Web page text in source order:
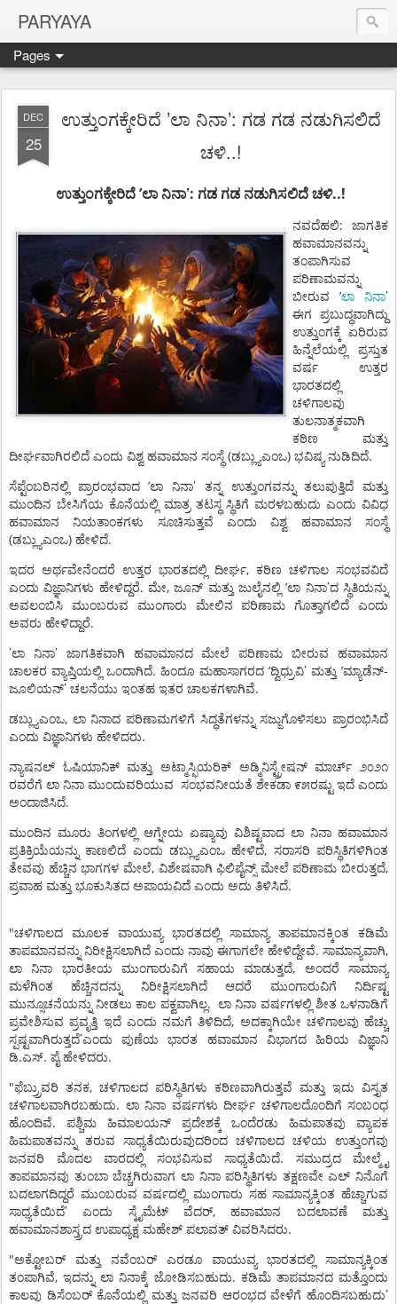
PARYAYA
Pages
DEC
25
ಉತ್ತುಂಗಕ್ಕೇರಿದೆ ’ಲಾ ನಿನಾ’: ಗಡ ಗಡ ನಡುಗಿಸಲಿದೆ
ಚಳಿ..!
ಉತ್ತುಂಗಕ್ಕೇರಿದೆ’ಲಾ ನಿನಾ’: ಗಡ ಗಡ ನಡುಗಿಸಲಿದೆ ಚಳಿ..!
ನವದೆಹಲಿ: ಜಾಗತಿಕ
ಹವಾಮಾನವನ್ನು
ತಂಪಾಗಿಸುವ
ಪರಿಣಾಮವನ್ನು
ಬೀರುವ
’ಲಾ ನಿನಾ’
ಈಗ
ಪ್ರಬುದ್ಧವಾಗಿದ್ದು
ಉತ್ತುಂಗಕ್ಕೆ ಏರಿರುವ
ಹಿನ್ನೆಲೆಯಲ್ಲಿ
ಪ್ರಸ್ತುತ
ವರ್ಷ
ಉತ್ತರ
ಭಾರತದಲ್ಲಿ
ಚಳಿಗಾಲವು
ತುಲನಾತ್ಮಕವಾಗಿ
ಕಠಿಣ
ಮತ್ತು
ದೀರ್ಘವಾಗಿರಲಿದೆ ಎಂದು ವಿಶ್ವ ಹವಾಮಾನ ಸಂಸ್ಥೆ (ಡಬ್ಲ್ಯುಎಂಒ) ಭವಿಷ್ಯ ನುಡಿದಿದೆ.
ಸೆಪ್ಟೆಂಬರಿನಲ್ಲಿ ಪ್ರಾರಂಭವಾದ’ಲಾ ನಿನಾ’ ತನ್ನ ಉತ್ತುಂಗವನ್ನು ತಲುಪುತ್ತಿದೆ
ಮತ್ತು
ಮುಂದಿನ ಬೇಸಿಗೆಯ ಕೊನೆಯಲ್ಲಿ ಮಾತ್ರ ತಟಸ್ಥ ಸ್ಥಿತಿಗೆ ಮರಳಬಹುದು ಎಂದು ವಿವಿಧ
ಹವಾಮಾನ
ನಿಯತಾಂಕಗಳು ಸೂಚಿಸುತ್ತವೆ ಎಂದು ವಿಶ್ವ ಹವಾಮಾನ ಸಂಸ್ಥೆ
(ಡಬ್ಲ್ಯುಎಂಒ) ಹೇಳಿದೆ.
ಇದರ ಅರ್ಥವೇನೆಂದರೆ ಉತ್ತರ ಭಾರತದಲ್ಲಿ ದೀರ್ಘ, ಕಠಿಣ ಚಳಿಗಾಲ ಸಂಭವವಿದೆ
ಎಂದು ವಿಜ್ಞಾನಿಗಳು ಹೇಳಿದ್ದರೆ.ಮೇ,ಜೂನ್ ಮತ್ತು ಜುಲೈನಲ್ಲಿ ’ಲಾ ನಿನಾ’ದ ಸ್ಥಿತಿಯನ್ನು
ಅವಲಂಬಿಸಿ
ಮುಂಬರುವ ಮುಂಗಾರು ಮೇಲಿನ ಪರಿಣಾಮ ಗೊತ್ತಾಗಲಿದೆ
ಎಂದು
ಅವರು ಹೇಳಿದ್ದಾರೆ.
’ಲಾ ನಿನಾ’ ಜಾಗತಿಕವಾಗಿ ಹವಾಮಾನದ ಮೇಲೆ ಪರಿಣಾಮ ಬೀರುವ
ಹವಾಮಾನ
ಚಾಲಕರ ವ್ಯಾಪ್ತಿಯಲ್ಲಿ ಒಂದಾಗಿದೆ.ಹಿಂದೂ ಮಹಾಸಾಗರದ’ದ್ವಿಧ್ರುವಿ’ ಮತ್ತು ’ಮ್ಯಾಡೆನ್-
ಜೂಲಿಯನ್’ ಚಲನೆಯು ಇಂತಹ ಇತರ ಚಾಲಕಗಳಾಗಿವೆ.
ಡಬ್ಲ್ಯುಎಂಒ, ಲಾ ನಿನಾದ ಪರಿಣಾಮಗಳಿಗೆ ಸಿದ್ಧತೆಗಳನ್ನು ಸಜ್ಜುಗೊಳಿಸಲು ಪ್ರಾರಂಭಿಸಿದೆ
ಎಂದು ವಿಜ್ಞಾನಿಗಳು ಹೇಳಿದರು.
ನ್ಯಾಷನಲ್ ಓಷಿಯಾನಿಕ್ ಮತ್ತು ಅಟ್ಮಾಸ್ಫಿಯರಿಕ್ ಅಡ್ಮಿನಿಸ್ಟ್ರೇಷನ್ ಮಾರ್ಚ್ ೨೦೨೧
ರವರೆಗೆ ಲಾ ನಿನಾ ಮುಂದುವರಿಯುವ ಸಂಭವನೀಯತೆ ಶೇಕಡಾ ೯೫ರಷ್ಟು ಇದೆ ಎಂದು
ಅಂದಾಜಿಸಿದೆ.
ಮುಂದಿನ ಮೂರು ತಿಂಗಳಲ್ಲಿ ಆಗ್ನೇಯ ಏಷ್ಯಾವು ವಿಶಿಷ್ಟವಾದ ಲಾ ನಿನಾ ಹವಾಮಾನ
ಪ್ರತಿಕ್ರಿಯೆಯನ್ನು ಕಾಣಲಿದೆ ಎಂದು ಡಬ್ಲ್ಯುಎಂಒ ಹೇಳಿದೆ, ಸರಾಸರಿ ಪರಿಸ್ಥಿತಿಗಳಿಗಿಂತ
ತೇವವು ಹೆಚ್ಚಿನ ಭಾಗಗಳ ಮೇಲೆ, ವಿಶೇಷವಾಗಿ ಫಿಲಿಪೈನ್ಸ್ ಮೇಲೆ ಪರಿಣಾಮ ಬೀರುತ್ತದೆ,
ಪ್ರವಾಹ ಮತ್ತು ಭೂಕುಸಿತದ ಅಪಾಯವಿದೆ ಎಂದು ಅದು ತಿಳಿಸಿದೆ.
"ಚಳಿಗಾಲದ ಮೂಲಕ ವಾಯುವ್ಯ ಭಾರತದಲ್ಲಿ ಸಾಮಾನ್ಯ ತಾಪಮಾನಕ್ಕಿಂತ
ಕಡಿಮೆ
ತಾಪಮಾನವನ್ನು ನಿರೀಕ್ಷಿಸಲಾಗಿದೆ ಎಂದು ನಾವು ಈಗಾಗಲೇ ಹೇಳಿದ್ದೇವೆ. ಸಾಮಾನ್ಯವಾಗಿ,
ಲಾ ನಿನಾ ಭಾರತೀಯ ಮುಂಗಾರುವಿಗೆ ಸಹಾಯ ಮಾಡುತ್ತದೆ, ಅಂದರೆ
ಸಾಮಾನ್ಯ
ಮಳೆಗಿಂತ
ಹೆಚ್ಚಿನದನ್ನು ನಿರೀಕ್ಷಿಸಲಾಗಿದೆ ಆದರೆ ಮುಂಗಾರುವಿಗೆ
ನಿರ್ದಿಷ್ಟ
ಮುನ್ಸೂಚನೆಯನ್ನು ನೀಡಲು ಕಾಲ ಪಕ್ವವಾಗಿಲ್ಲ.ಲಾ ನಿನಾ ವರ್ಷಗಳಲ್ಲಿ ಶೀತ ಒಳನಾಡಿಗೆ
ಪ್ರವೇಶಿಸುವ ಪ್ರವೃತ್ತಿ ಇದೆ ಎಂದು ನಮಗೆ ತಿಳಿದಿದೆ, ಅದಕ್ಕಾಗಿಯೇ ಚಳಿಗಾಲವು ಹೆಚ್ಚು
ಸ್ಪಷ್ಟವಾಗಿರುತ್ತದೆ’ಎಂದು ಪುಣೆಯ ಭಾರತ ಹವಾಮಾನ ವಿಭಾಗದ ಹಿರಿಯ
ವಿಜ್ಞಾನಿ
ಡಿ.ಎಸ್. ಪೈ ಹೇಳಿದರು.
"ಫೆಬ್ರ್ರುವರಿ ತನಕ, ಚಳಿಗಾಲದ ಪರಿಸ್ಥಿತಿಗಳು ಕಠಿಣವಾಗಿರುತ್ತವೆ ಮತ್ತು ಇದು ವಿಸ್ತೃತ
ಚಳಿಗಾಲವಾಗಿರಬಹುದು. ಲಾ ನಿನಾ ವರ್ಷಗಳು ದೀರ್ಘ ಚಳಿಗಾಲದೊಂದಿಗೆ ಸಂಬಂಧ
ಹೊಂದಿವೆ. ಪಶ್ಚಿಮ ಹಿಮಾಲಯನ್ ಪ್ರದೇಶಕ್ಕೆ ಒಂದೆರಡು ಹಿಮಪಾತವು
ವ್ಯಾಪಕ
ಹಿಮಪಾತವನ್ನು
ತರುವ ಸಾಧ್ಯತೆಯಿರುವುದರಿಂದ ಚಳಿಗಾಲದ ಚಳಿಯ
ಉತ್ತುಂಗವು
ಜನವರಿ
ಮೊದಲ ವಾರದಲ್ಲಿ ಸಂಭವಿಸುವ ಸಾಧ್ಯತೆಯಿದೆ. ಸಮುದ್ರದ
ಮೇಲ್ಮೈ
ತಾಪಮಾನವು ತುಂಬಾ ಬೆಚ್ಚಗಿರುವಾಗ ಲಾ ನಿನಾ ಪರಿಸ್ಥಿತಿಗಳು ತಕ್ಷಣವೇ ಎಲ್ ನಿನೊಗೆ
ಬದಲಾಗದಿದ್ದರೆ ಮುಂಬರುವ ವರ್ಷದಲ್ಲಿ ಮುಂಗಾರು ಸಹ ಸಾಮಾನ್ಯಕ್ಕಿಂತ ಹೆಚ್ಚಾಗುವ
ಸಾಧ್ಯತೆಯಿದೆ’ ಎಂದು ಸ್ಕೈಮೆಟ್ ವೆದರ್,ಹವಾಮಾನ ಬದಲಾವಣೆ
ಮತ್ತು
ಹವಾಮಾನಶಾಸ್ತ್ರದ ಉಪಾಧ್ಯಕ್ಷ ಮಹೇಶ್ ಪಲಾವತ್ ವಿವರಿಸಿದರು.
"ಅಕ್ಟೋಬರ್ ಮತ್ತು ನವೆಂಬರ್ ಎರಡೂ ವಾಯುವ್ಯ ಭಾರತದಲ್ಲಿ
ಸಾಮಾನ್ಯಕ್ಕಿಂತ
ತಂಪಾಗಿವೆ,ಇದನ್ನು ಲಾ ನಿನಾಕ್ಕೆ ಜೋಡಿಸಬಹುದು. ಕಡಿಮೆ ತಾಪಮಾನದ ಮತ್ತೊಂದು
ಕಾಲವು ಡಿಸೆಂಬರ್ ಕೊನೆಯಲ್ಲಿ ಮತ್ತು ಜನವರಿ ಆರಂಭದ ವೇಳೆಗೆ ಹೊಂದಿಸಬಹುದು’